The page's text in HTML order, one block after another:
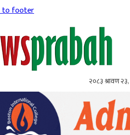
to footer
२०८३ श्रावण २३,